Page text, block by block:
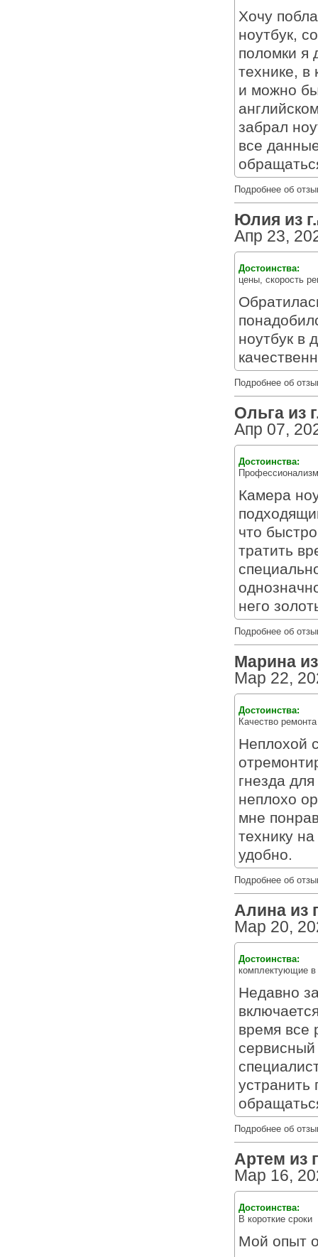
Хочу
ноутбук,
поломки я
технике, в
и можно
забрал
все
Подробнее об
Юлия из г.
Апр 23,
Достоинства:
цены, скорость
ноутбук в
Подробнее об
Ольга из
Апр 07,
Достоинства:
Камера
что
тратить
него
Подробнее об
Марина из
Мар 22,
Достоинства:
Качество ремонта
Неплохой
гнезда
неплохо
мне
технику
удобно.
Подробнее об
Алина из
Мар 20,
Достоинства:
комплектующие в
Недавно
время все
устранить
Подробнее об
Артем из
Мар 16,
Достоинства:
В короткие сроки
Мой опыт